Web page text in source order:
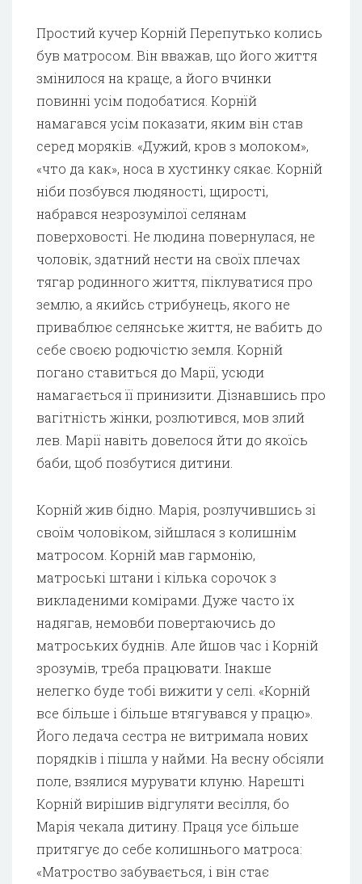
Простий кучер Корній Перепутько колись
був матросом. Він вважав, що його життя
змінилося на краще, а його вчинки
повинні усім подобатися. Корнїй
намагався усім показати, яким він став
серед моряків. «Дужий, кров з молоком»,
«что да как», носа в хустинку сякає. Корній
ніби позбувся людяності, щирості,
набрався незрозумілої селянам
поверховості. Не людина повернулася, не
чоловік, здатний нести на своїх плечах
тягар родинного життя, піклуватися про
землю, а якийсь стрибунець, якого не
приваблює селянське життя, не вабить до
себе своєю родючістю земля. Корній
погано ставиться до Марії, усюди
намагається її принизити. Дізнавшись про
вагітність жінки, розлютився, мов злий
лев. Марії навіть довелося йти до якоїсь
баби, щоб позбутися дитини.
Корній жив бідно. Марія, розлучившись зі
своїм чоловіком, зійшлася з колишнім
матросом. Корній мав гармонію,
матроські штани і кілька сорочок з
викладеними комірами. Дуже часто їх
надягав, немовби повертаючись до
матроських буднів. Але йшов час і Корній
зрозумів, треба працювати. Інакше
нелегко буде тобі вижити у селі. «Корній
все більше і більше втягувався у працю».
Його ледача сестра не витримала нових
порядків і пішла у найми. На весну обсіяли
поле, взялися мурувати клуню. Нарешті
Корній вирішив відгуляти весілля, бо
Марія чекала дитину. Праця усе більше
притягує до себе колишнього матроса:
«Матроство забувається, і він стає